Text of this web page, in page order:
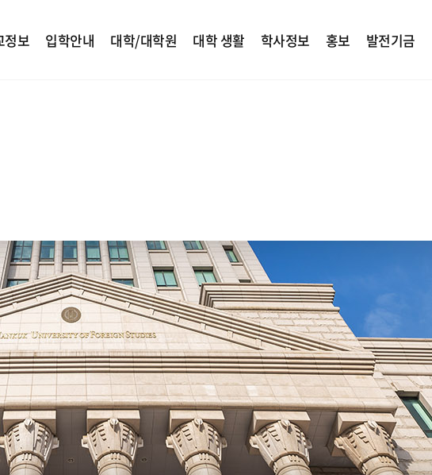
정보 입학안내 대학/대학원 대학 생활 학사정보 홍보 발전기금